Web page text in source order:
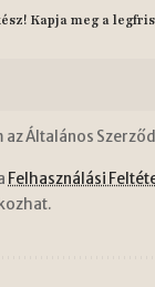
Kapja meg a
Általános
Felhasználási